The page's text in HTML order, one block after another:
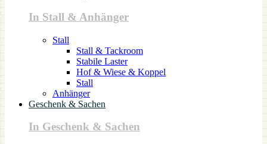
In Stall & Anhänger
Stall
Stall & Tackroom
Stabile Laster
Hof & Wiese & Koppel
Stall
Anhänger
Geschenk & Sachen
In Geschenk & Sachen